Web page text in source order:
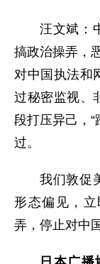
汪文斌：
搞政治操弄，
对中国执法和
过秘密监视、
段打压异己，
过。
我们敦促
形态偏见，
弄，停止对中